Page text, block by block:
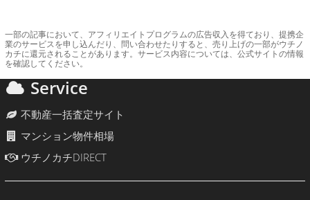
一部の記事において、アフィリエイトプログラムの広告収入を得ており、提携企
業のサービスを申し込んだり、問い合わせたりすると、売り上げの一部がウチノ
カチに還元されることがあります。サービス内容については、公式サイトの情報
を確認してください。
Service
不動産一括査定サイト
マンション物件相場
ウチノカチDIRECT